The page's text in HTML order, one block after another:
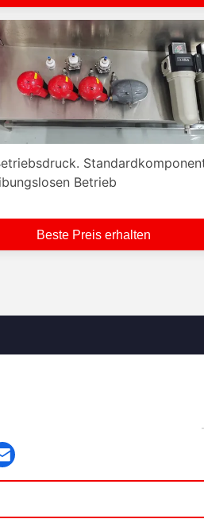
Betrieb
Beste Preis erhalten